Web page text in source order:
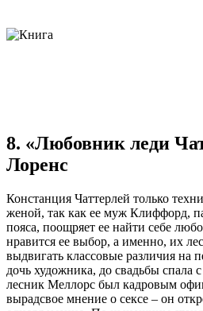
8. «Любовник леди
Лоренс
Констанция Чаттерлей только
женой, так как ее муж Клиффорд,
пояса, поощряет ее найти себе
нравится ее выбор, а именно, их
выдвигать классовые различия на
дочь художника, до свадьбы спала
лесник Меллорс был кадровым
вырадсвое мнение о сексе – он